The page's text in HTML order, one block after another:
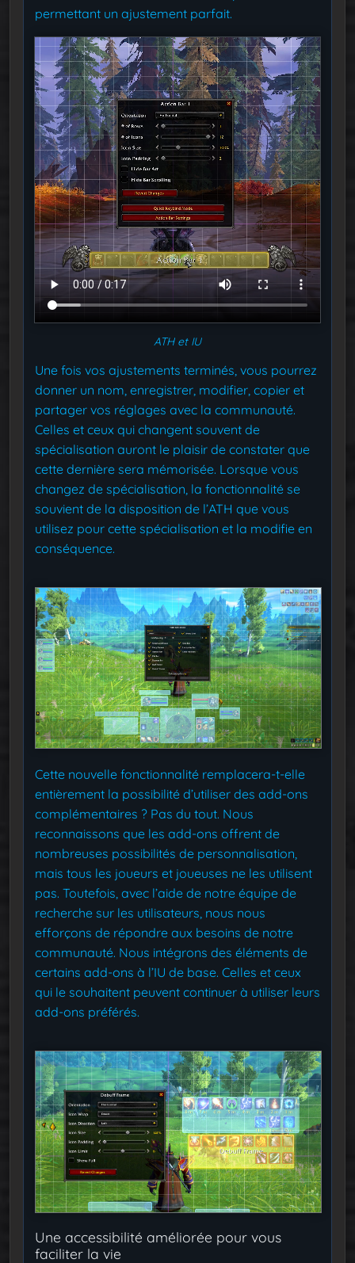
permettant un ajustement parfait.
ATH et IU
Une fois vos ajustements terminés, vous pourrez
donner un nom, enregistrer, modifier, copier et
partager vos réglages avec la communauté.
Celles et ceux qui changent souvent de
spécialisation auront le plaisir de constater que
cette dernière sera mémorisée. Lorsque vous
changez de spécialisation, la fonctionnalité se
souvient de la disposition de l’ATH que vous
utilisez pour cette spécialisation et la modifie en
conséquence.
Cette nouvelle fonctionnalité remplacera-t-elle
entièrement la possibilité d’utiliser des add-ons
complémentaires ? Pas du tout. Nous
reconnaissons que les add-ons offrent de
nombreuses possibilités de personnalisation,
mais tous les joueurs et joueuses ne les utilisent
pas. Toutefois, avec l’aide de notre équipe de
recherche sur les utilisateurs, nous nous
efforçons de répondre aux besoins de notre
communauté. Nous intégrons des éléments de
certains add-ons à l’IU de base. Celles et ceux
qui le souhaitent peuvent continuer à utiliser leurs
add-ons préférés.
Une accessibilité améliorée pour vous
faciliter la vie